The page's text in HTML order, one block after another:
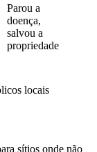
Parou a
doença,
salvou a
propriedade
locais
sítios onde não